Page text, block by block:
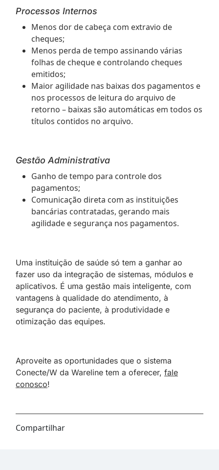
Processos Internos
Menos dor de cabeça com extravio de
cheques;
Menos perda de tempo assinando várias
folhas de cheque e controlando cheques
emitidos;
Maior agilidade nas baixas dos pagamentos e
nos processos de leitura do arquivo de
retorno – baixas são automáticas em todos os
títulos contidos no arquivo.
Gestão Administrativa
Ganho de tempo para controle dos
pagamentos;
Comunicação direta com as instituições
bancárias contratadas, gerando mais
agilidade e segurança nos pagamentos.
Uma instituição de saúde só tem a ganhar ao
fazer uso da integração de sistemas, módulos e
aplicativos. É uma gestão mais inteligente, com
vantagens à qualidade do atendimento, à
segurança do paciente, à produtividade e
otimização das equipes.
Aproveite as oportunidades que o sistema
Conecte/W da Wareline tem a oferecer, fale
conosco!
Compartilhar